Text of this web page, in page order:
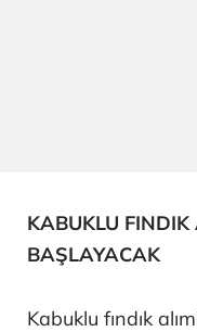
KABUKLU
BAŞLAYACAK
Kabuklu fındık